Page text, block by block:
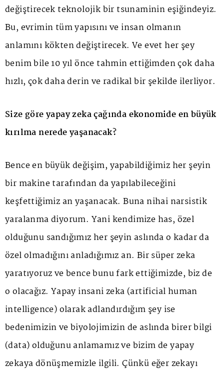
değiştirecek teknolojik bir tsunaminin eşiğindeyiz.
Bu, evrimin tüm yapısını ve insan olmanın
anlamını kökten değiştirecek. Ve evet her şey
benim bile 10 yıl önce tahmin ettiğimden çok daha
hızlı, çok daha derin ve radikal bir şekilde ilerliyor.
Size göre yapay zeka çağında ekonomide en büyük
kırılma nerede yaşanacak?
Bence en büyük değişim, yapabildiğimiz her şeyin
bir makine tarafından da yapılabileceğini
keşfettiğimiz an yaşanacak. Buna nihai narsistik
yaralanma diyorum. Yani kendimize has, özel
olduğunu sandığımız her şeyin aslında o kadar da
özel olmadığını anladığımız an. Bir süper zeka
yaratıyoruz ve bence bunu fark ettiğimizde, biz de
o olacağız. Yapay insani zeka (artificial human
intelligence) olarak adlandırdığım şey ise
bedenimizin ve biyolojimizin de aslında birer bilgi
(data) olduğunu anlamamız ve bizim de yapay
zekaya dönüşmemizle ilgili. Çünkü eğer zekayı